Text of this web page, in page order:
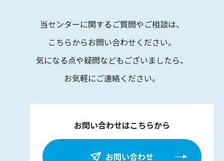
当センターに関するご質問やご相談は、
こちらからお問い合わせください。
気になる点や疑問などもございましたら、
お気軽にご連絡ください。
お問い合わせはこちらから
お問い合わせ